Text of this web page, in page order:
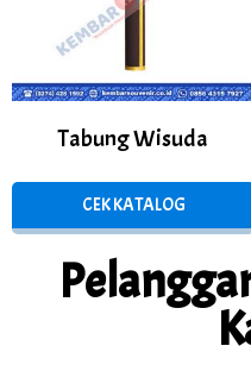
Tabung Wisuda
CEK KATALOG